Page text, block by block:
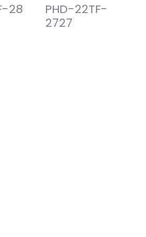
28
PHD-22TF-
2727